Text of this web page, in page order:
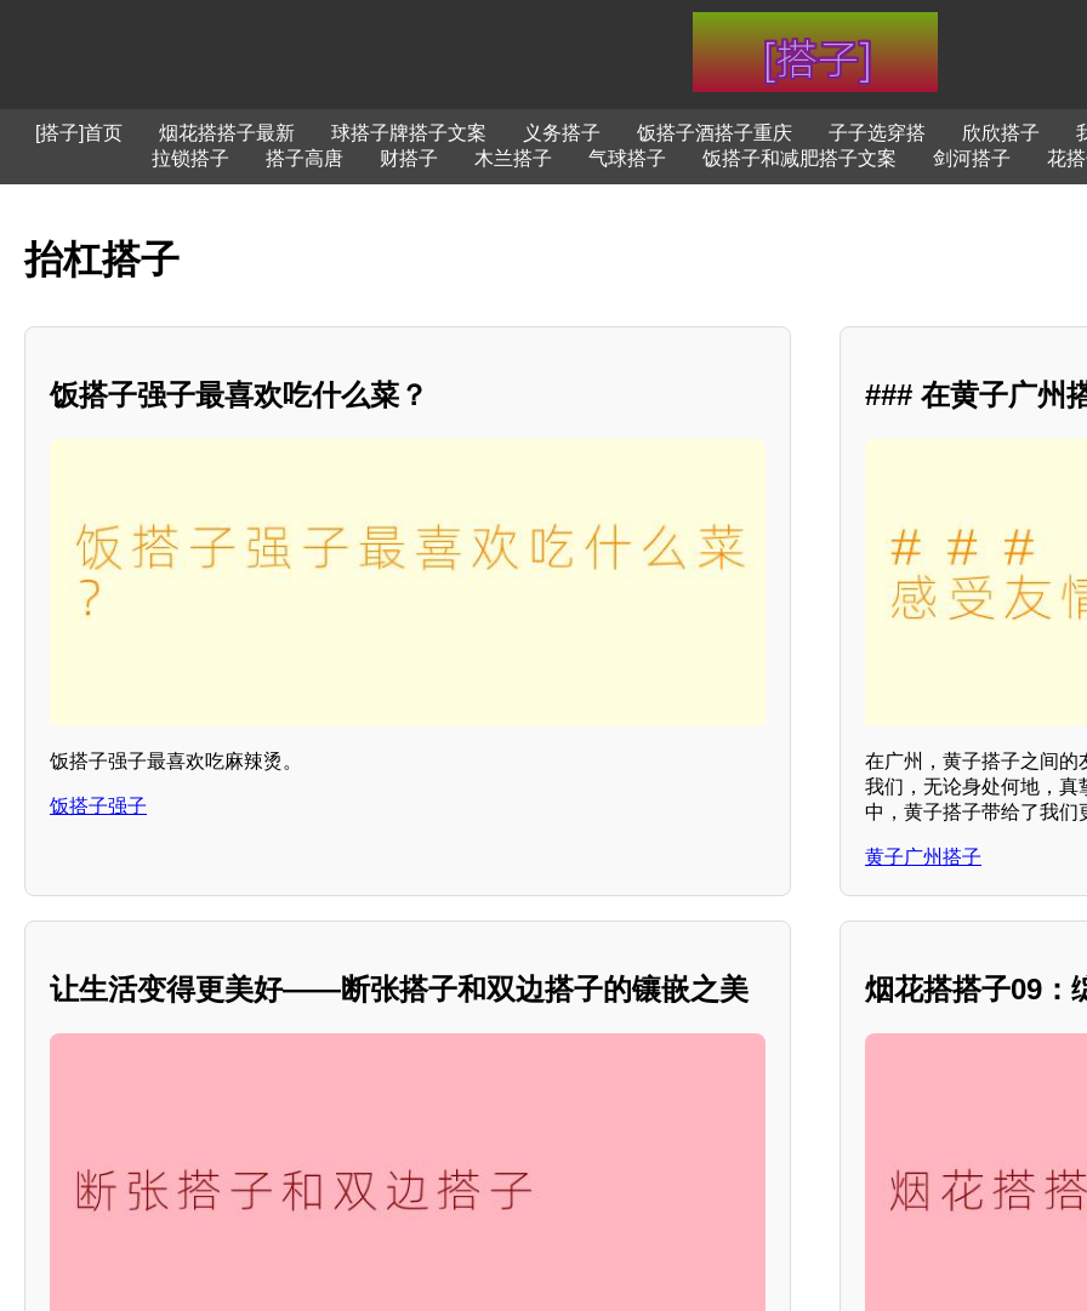
[搭子]首页 烟花搭搭子最新 球搭子牌搭子文案 义务搭子 饭搭子酒搭子重庆 子子选穿搭 欣欣搭子
拉锁搭子
搭子高唐 财搭子 木兰搭子 气球搭子 饭搭子和减肥搭子文案 剑河搭子 花
抬杠搭子
饭搭子强子最喜欢吃什么菜？
饭搭子强子最喜欢吃麻辣烫。
饭搭子强子
### 在黄子广州
在广州，黄子搭子之间的
我们，无论身处何地，真
中，黄子搭子带给了我们
黄子广州搭子
让生活变得更美好——断张搭子和双边搭子的镶嵌之美 烟花搭搭子09：